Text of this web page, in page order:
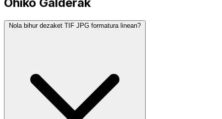
Nola bihur dezaket TIF JPG formatura linean?